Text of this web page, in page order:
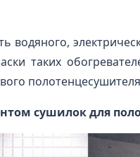
таких
сушилок для